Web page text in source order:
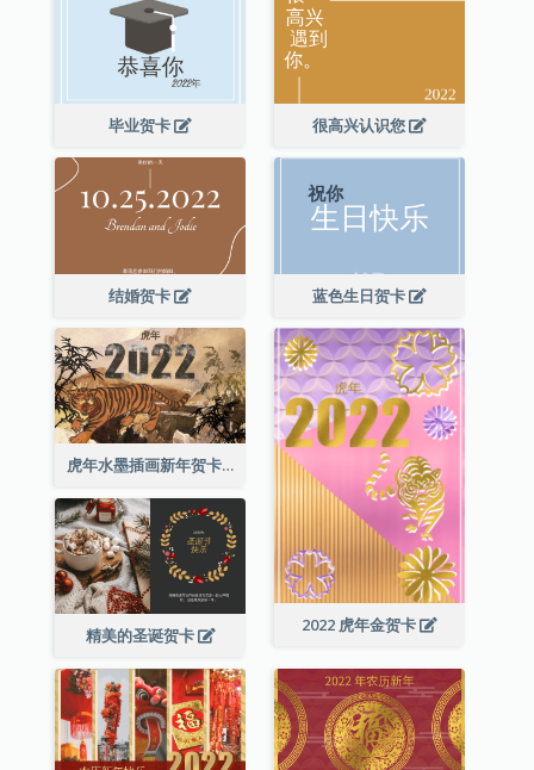
毕业贺卡 很高兴认识您
结婚贺卡 蓝色生日贺卡
虎年水墨插画新年贺卡
2022 虎年金贺卡
精美的圣诞贺卡